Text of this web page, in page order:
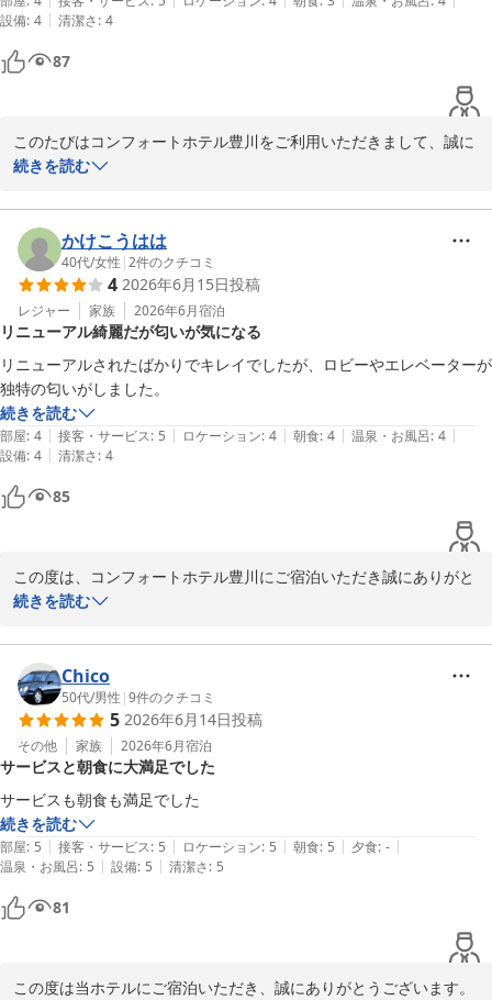
またお目にかかれます日を、スタッフ一同心よりお待ち申し上げて
コンフォートホテル豊川
設備: 4 | 清潔さ: 4
87
このたびはコンフォートホテル豊川をご利用いただきまして、誠に
ありがとうございます。
無料の朝食バイキングにつきましては、一部おかずは日替わりでご
用意し、長期滞在の方にも飽きずに召し上がっていただけるかと思
います。
また、定期的にメニューの入れ替えを行っており、特にスムージー
は季節ごとに刷新し、旬を感じていただけるものをご用意しており
ます。
またお近くにお越し際は、ご利用いただけますと幸いです。
スタッフ一同、またのお越しを心よりお待ちしております。
梅雨半ば、天候が気になるところではございますが、どうぞおから
だに気をつけてお過ごしくださいませ。
コンフォートホテル豊川
続きを読む
かけこうはは
40代/女性 |2件のクチコミ
4 2026年6月15日投稿
レジャー 家族 2026年6月宿泊
リニューアル綺麗だが匂いが気になる
リニューアルされたばかりでキレイでしたが、ロビーやエレベーターが
独特の匂いがしました。
続きを読む
部屋: 4 | 接客・サービス: 5 | ロケーション: 4 | 朝食: 4 | 温泉・お風呂: 4 |
設備: 4 | 清潔さ: 4
85
この度は、コンフォートホテル豊川にご宿泊いただき誠にありがと
うございました。
て御礼申し上げます。
リニューアル後の館内の綺麗さについてお褒めの言葉をいただき、
大変嬉しく存じます。
しかしながら、ロビーやエレベーター内の独特な匂いにより、ご滞
在中ご不快な思いをさせてしまいましたこと、深くお詫び申し上げ
ます。
ご指摘を受け、館内の換気を強化し、消臭対策を見直すなど、快適
な空間作りに努めてまいります。
今後ともお客様に心地よくお過ごしいただけますよう、サービスの
向上に邁進してまいります。
またの機会がございましたら、ぜひ当ホテルへ足をお運びいただけ
続きを読む
Chico
50代/男性 |9件のクチコミ
5 2026年6月14日投稿
その他 家族 2026年6月宿泊
サービスと朝食に大満足でした
サービスも朝食も満足でした
続きを読む
部屋: 5 | 接客・サービス: 5 | ロケーション: 5 | 朝食: 5 | 夕食: - |
温泉・お風呂: 5 | 設備: 5 | 清潔さ: 5
81
この度は当ホテルにご宿泊いただき、誠にありがとうございます。